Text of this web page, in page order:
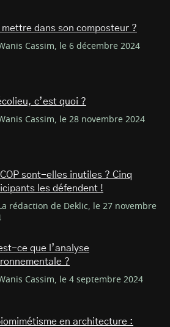
mettre dans son composteur ?
Cassim, le 6 décembre 2024
c’est quoi ?
Cassim, le 28 novembre 2024
COP sont-elles inutiles ? Cinq
les défendent !
rédaction de Deklic, le 27 novembre
ce que l’analyse
?
Cassim, le 4 septembre 2024
en architecture :